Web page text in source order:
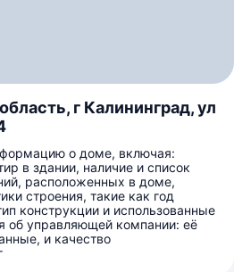
г Калининград, ул
о доме, включая:
в здании, наличие и список
расположенных в доме,
строения, такие как год
конструкции и использованные
об управляющей компании: её
и качество